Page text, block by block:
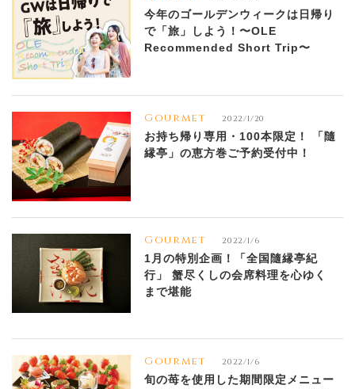
今年のゴールデンウィークは日帰り
で「旅」しよう！〜OLE
Recommended Short Trip〜
Gourmet 2022/1/20
お持ち帰り専用・100本限定！ 「隨
縁亭」の恵方巻ご予約受付中！
Gourmet 2022/1/6
1月の特別企画！「全国隨縁亭紀
行」 蟹尽くしの会席料理を心ゆく
まで堪能
Gourmet 2022/1/6
旬の苺を使用した期間限定メニュー